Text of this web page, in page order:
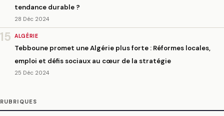
tendance durable ?
28 Déc 2024
15 ALGÉRIE
Tebboune promet une Algérie plus forte : Réformes locales,
emploi et défis sociaux au cœur de la stratégie
25 Déc 2024
RUBRIQUES